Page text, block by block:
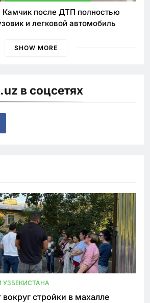
Камчик после ДТП полностью
и легковой автомобиль
SHOW MORE
в соцсетях
УЗБЕКИСТАНА
стройки в махалле